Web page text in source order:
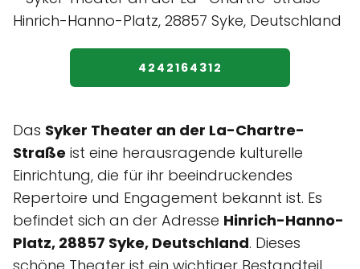
4242164312
Das Syker Theater an der La-Chartre-
Straße ist eine herausragende kulturelle
Einrichtung, die für ihr beeindruckendes
Repertoire und Engagement bekannt ist. Es
befindet sich an der Adresse Hinrich-Hanno-
Platz, 28857 Syke, Deutschland. Dieses